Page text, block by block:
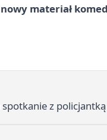
nowy materiał
z